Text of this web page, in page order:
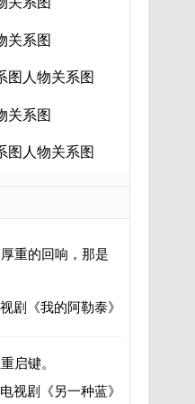
关系图
图人物关系图
关系图
图人物关系图
重的回响，那是
剧
《我的阿勒泰》
启键。
视剧
《另一种蓝》